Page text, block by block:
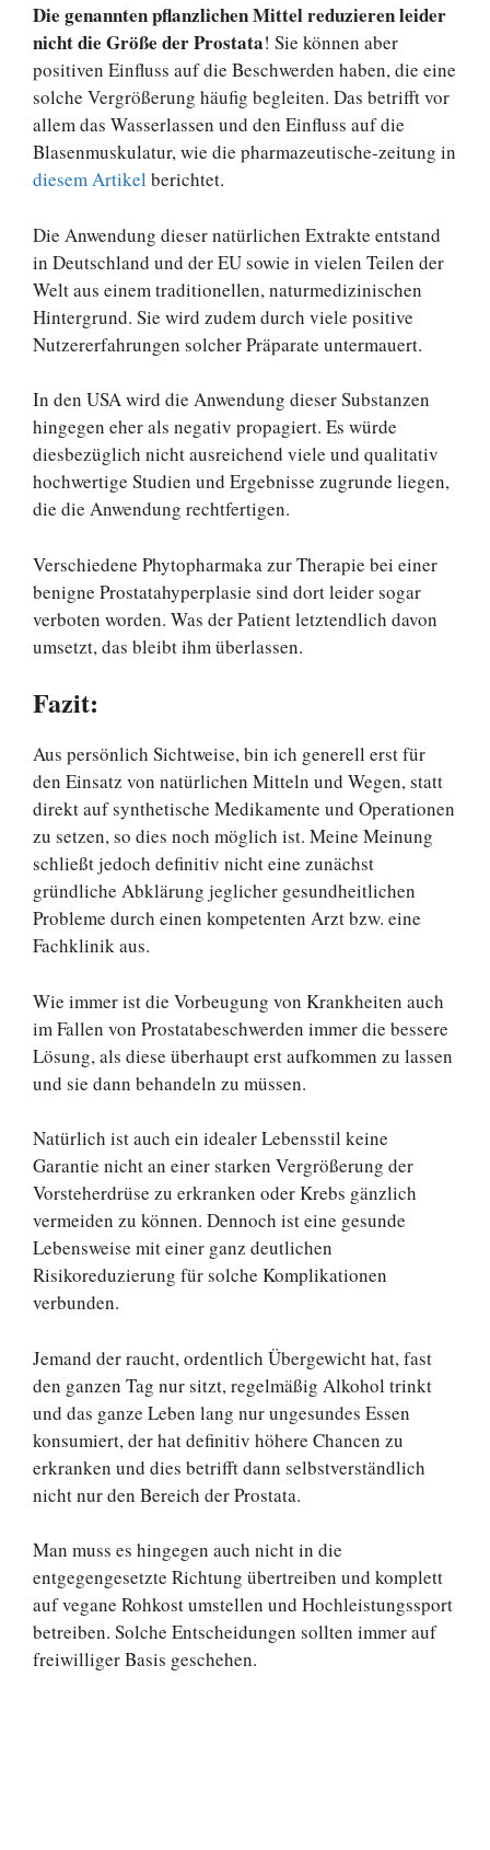
Die genannten pflanzlichen Mittel reduzieren leider
nicht die Größe der Prostata! Sie können aber
positiven Einfluss auf die Beschwerden haben, die eine
solche Vergrößerung häufig begleiten. Das betrifft vor
allem das Wasserlassen und den Einfluss auf die
Blasenmuskulatur, wie die pharmazeutische-zeitung in
diesem Artikel berichtet.
Die Anwendung dieser natürlichen Extrakte entstand
in Deutschland und der EU sowie in vielen Teilen der
Welt aus einem traditionellen, naturmedizinischen
Hintergrund. Sie wird zudem durch viele positive
Nutzererfahrungen solcher Präparate untermauert.
In den USA wird die Anwendung dieser Substanzen
hingegen eher als negativ propagiert. Es würde
diesbezüglich nicht ausreichend viele und qualitativ
hochwertige Studien und Ergebnisse zugrunde liegen,
die die Anwendung rechtfertigen.
Verschiedene Phytopharmaka zur Therapie bei einer
benigne Prostatahyperplasie sind dort leider sogar
verboten worden. Was der Patient letztendlich davon
umsetzt, das bleibt ihm überlassen.
Fazit:
Aus persönlich Sichtweise, bin ich generell erst für
den Einsatz von natürlichen Mitteln und Wegen, statt
direkt auf synthetische Medikamente und Operationen
zu setzen, so dies noch möglich ist. Meine Meinung
schließt jedoch definitiv nicht eine zunächst
gründliche Abklärung jeglicher gesundheitlichen
Probleme durch einen kompetenten Arzt bzw. eine
Fachklinik aus.
Wie immer ist die Vorbeugung von Krankheiten auch
im Fallen von Prostatabeschwerden immer die bessere
Lösung, als diese überhaupt erst aufkommen zu lassen
und sie dann behandeln zu müssen.
Natürlich ist auch ein idealer Lebensstil keine
Garantie nicht an einer starken Vergrößerung der
Vorsteherdrüse zu erkranken oder Krebs gänzlich
vermeiden zu können. Dennoch ist eine gesunde
Lebensweise mit einer ganz deutlichen
Risikoreduzierung für solche Komplikationen
verbunden.
Jemand der raucht, ordentlich Übergewicht hat, fast
den ganzen Tag nur sitzt, regelmäßig Alkohol trinkt
und das ganze Leben lang nur ungesundes Essen
konsumiert, der hat definitiv höhere Chancen zu
erkranken und dies betrifft dann selbstverständlich
nicht nur den Bereich der Prostata.
Man muss es hingegen auch nicht in die
entgegengesetzte Richtung übertreiben und komplett
auf vegane Rohkost umstellen und Hochleistungssport
betreiben. Solche Entscheidungen sollten immer auf
freiwilliger Basis geschehen.